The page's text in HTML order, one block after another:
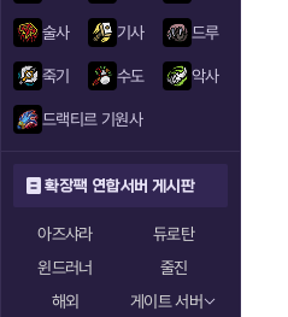
술사 기사 드루
죽기 수도 악사
드랙티르 기원사
확장팩 연합서버 게시판
아즈샤라
듀로탄
윈드러너
줄진
해외
게이트 서버